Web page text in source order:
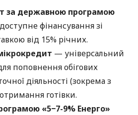
за державною програмою
фінансування зі
від 15% річних.
— універсальний
поповнення обігових
діяльності (зокрема з
готівки.
«5−7-9% Енерго»